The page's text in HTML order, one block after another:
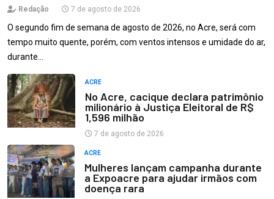
Redação 7 de agosto de 2026
O segundo fim de semana de agosto de 2026, no Acre, será com
tempo muito quente, porém, com ventos intensos e umidade do ar,
durante…
ACRE
No Acre, cacique declara patrimônio
milionário à Justiça Eleitoral de R$
1,596 milhão
7 de agosto de 2026
ACRE
Mulheres lançam campanha durante
a Expoacre para ajudar irmãos com
doença rara